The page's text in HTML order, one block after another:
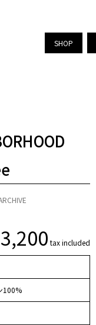
SHOP
tax included
100%